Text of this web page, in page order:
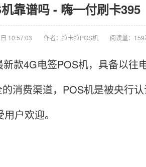
靠谱吗 - 嗨一付刷卡395
10:57:03 作者：拉卡拉POS机 阅读量：159
款4G电签POS机，具备以往
消费渠道，POS机是被央行
户欢迎。